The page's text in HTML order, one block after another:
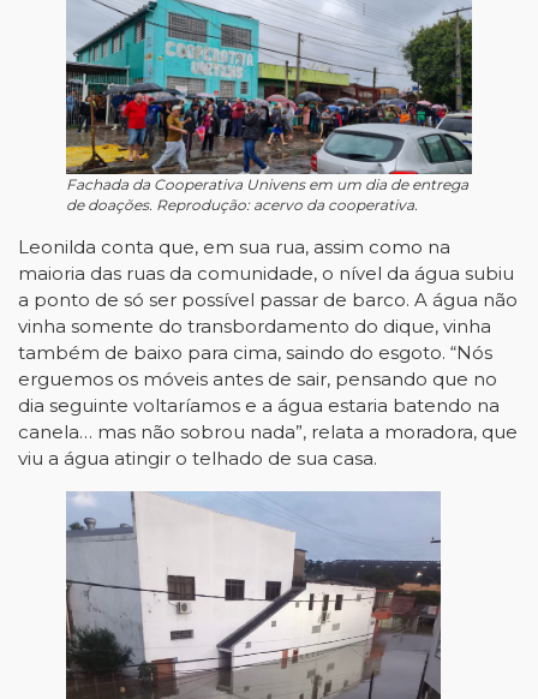
Fachada da Cooperativa Univens em um dia de entrega
de doações. Reprodução: acervo da cooperativa.
Leonilda conta que, em sua rua, assim como na
maioria das ruas da comunidade, o nível da água subiu
a ponto de só ser possível passar de barco. A água não
vinha somente do transbordamento do dique, vinha
também de baixo para cima, saindo do esgoto. “Nós
erguemos os móveis antes de sair, pensando que no
dia seguinte voltaríamos e a água estaria batendo na
canela… mas não sobrou nada”, relata a moradora, que
viu a água atingir o telhado de sua casa.